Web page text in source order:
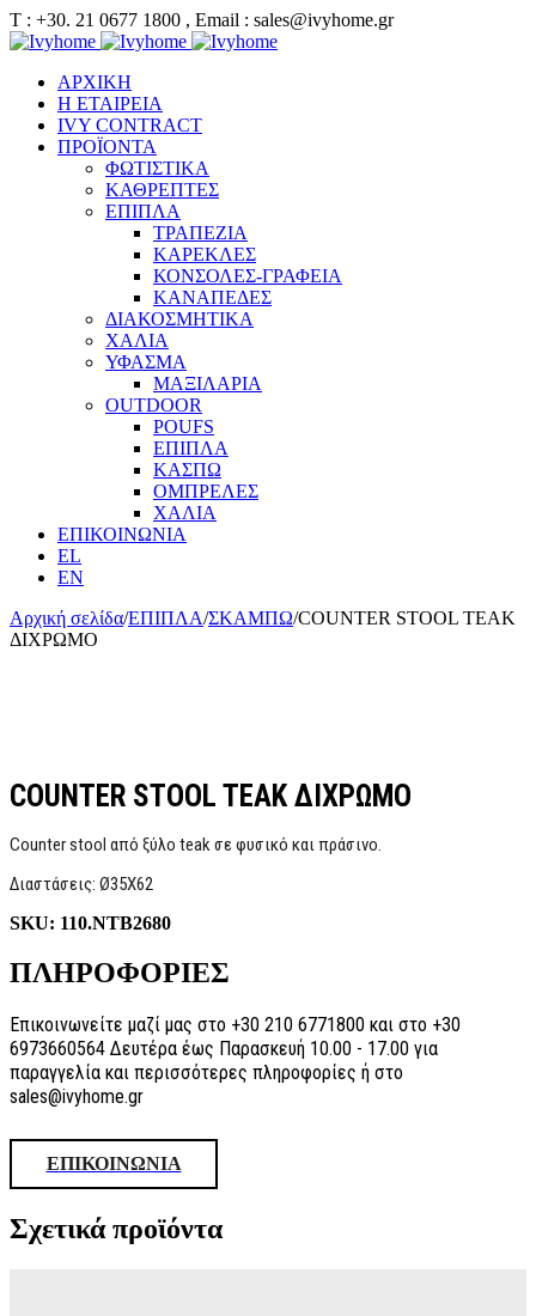
Τ : +30. 21 0677 1800 , Email : sales@ivyhome.gr
ΑΡΧΙΚΗ
Η ΕΤΑΙΡΕΙΑ
IVY CONTRACT
ΠΡΟΪΟΝΤΑ
ΦΩΤΙΣΤΙΚΑ
ΚΑΘΡΕΠΤΕΣ
ΕΠΙΠΛΑ
ΤΡΑΠΕΖΙΑ
ΚΑΡΕΚΛΕΣ
ΚΟΝΣΟΛΕΣ-ΓΡΑΦΕΙΑ
ΚΑΝΑΠΕΔΕΣ
ΔΙΑΚΟΣΜΗΤΙΚΑ
ΧΑΛΙΑ
ΥΦΑΣΜΑ
ΜΑΞΙΛΑΡΙΑ
OUTDOOR
POUFS
ΕΠΙΠΛΑ
ΚΑΣΠΩ
ΟΜΠΡΕΛΕΣ
ΧΑΛΙΑ
ΕΠΙΚΟΙΝΩΝΙΑ
EL
EN
Αρχική σελίδα/ΕΠΙΠΛΑ/ΣΚΑΜΠΩ/COUNTER STOOL TEAK
ΔΙΧΡΩΜΟ
COUNTER STOOL TEAK ΔΙΧΡΩΜΟ
Counter stool από ξύλο teak σε φυσικό και πράσινο.
Διαστάσεις: Ø35Χ62
SKU: 110.NTB2680
ΠΛΗΡΟΦΟΡΙΕΣ
Επικοινωνείτε μαζί μας στο +30 210 6771800 και στο +30
6973660564 Δευτέρα έως Παρασκευή 10.00 - 17.00 για
παραγγελία και περισσότερες πληροφορίες ή στο
sales@ivyhome.gr
ΕΠΙΚΟΙΝΩΝΙΑ
Σχετικά προϊόντα